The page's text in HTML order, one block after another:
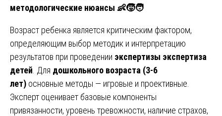
методологические нюансы 👶🧒🧑
Возраст ребенка является критическим фактором,
определяющим выбор методик и интерпретацию
результатов при проведении экспертизы экспертиза
детей . Для дошкольного возраста (3-6
лет) основные методы — игровые и проективные.
Эксперт оценивает базовые компоненты
привязанности, уровень тревожности, наличие страхов,